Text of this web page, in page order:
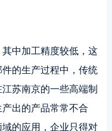
中加工精度较低，这
的生产过程中，传统
苏南京的一些高端制
出的产品常常不合
的应用，企业只得对